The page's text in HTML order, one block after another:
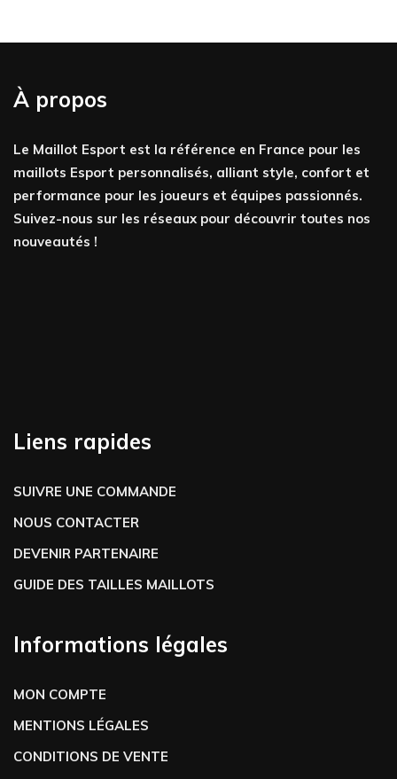
À propos
Le Maillot Esport est la référence en France pour les
maillots Esport personnalisés, alliant style, confort et
performance pour les joueurs et équipes passionnés.
Suivez-nous sur les réseaux pour découvrir toutes nos
nouveautés !
Liens rapides
SUIVRE UNE COMMANDE
NOUS CONTACTER
DEVENIR PARTENAIRE
GUIDE DES TAILLES MAILLOTS
Informations légales
MON COMPTE
MENTIONS LÉGALES
CONDITIONS DE VENTE